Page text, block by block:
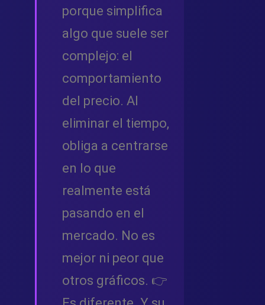
porque simplifica
algo que suele ser
complejo: el
comportamiento
del precio. Al
eliminar el tiempo,
obliga a centrarse
en lo que
realmente está
pasando en el
mercado. No es
mejor ni peor que
otros gráficos. 👉